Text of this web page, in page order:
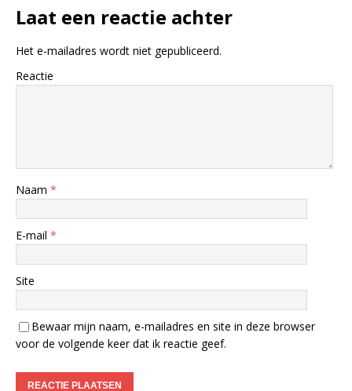
Laat een reactie achter
Het e-mailadres wordt niet gepubliceerd.
Reactie
Naam *
E-mail *
Site
Bewaar mijn naam, e-mailadres en site in deze browser
voor de volgende keer dat ik reactie geef.